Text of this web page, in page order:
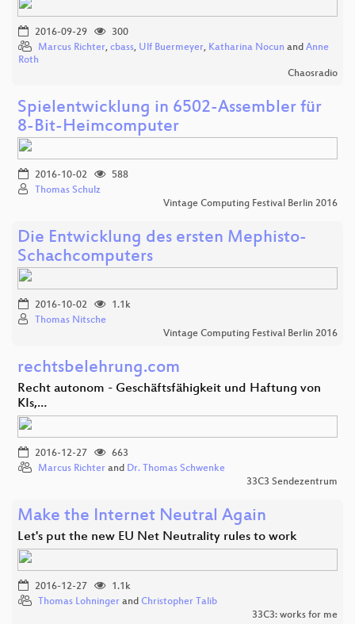
2016-09-29
300
Marcus Richter, cbass, Ulf Buermeyer, Katharina Nocun and Anne
Roth
Chaosradio
Spielentwicklung in 6502-Assembler für
8-Bit-Heimcomputer
2016-10-02
588
Thomas Schulz
Vintage Computing Festival Berlin 2016
Die Entwicklung des ersten Mephisto-
Schachcomputers
2016-10-02
1.1k
Thomas Nitsche
Vintage Computing Festival Berlin 2016
rechtsbelehrung.com
Recht autonom - Geschäftsfähigkeit und Haftung von
KIs,…
2016-12-27
663
Marcus Richter and Dr. Thomas Schwenke
33C3 Sendezentrum
Make the Internet Neutral Again
Let's put the new EU Net Neutrality rules to work
2016-12-27
1.1k
Thomas Lohninger and Christopher Talib
33C3: works for me